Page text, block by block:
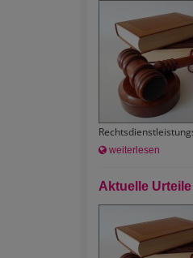
weiterlesen
Aktuelle